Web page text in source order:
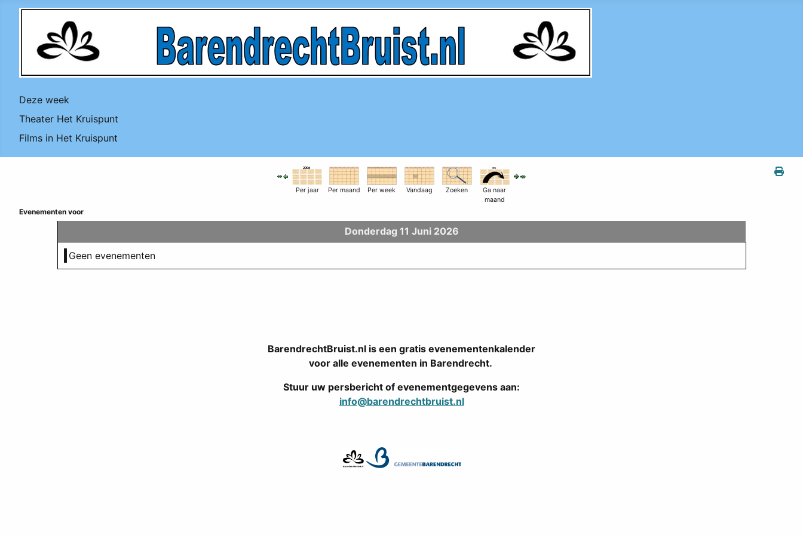
Deze week
Theater Het Kruispunt
Films in Het Kruispunt
Per jaar Per maand Per week Vandaag Zoeken
Ga naar
maand
Evenementen voor
Donderdag 11 Juni 2026
Geen evenementen
BarendrechtBruist.nl is een gratis evenementenkalender
voor alle evenementen in Barendrecht.
Stuur uw persbericht of evenementgegevens aan:
info@barendrechtbruist.nl